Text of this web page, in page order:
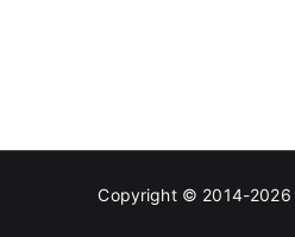
Copyright © 2014-2026